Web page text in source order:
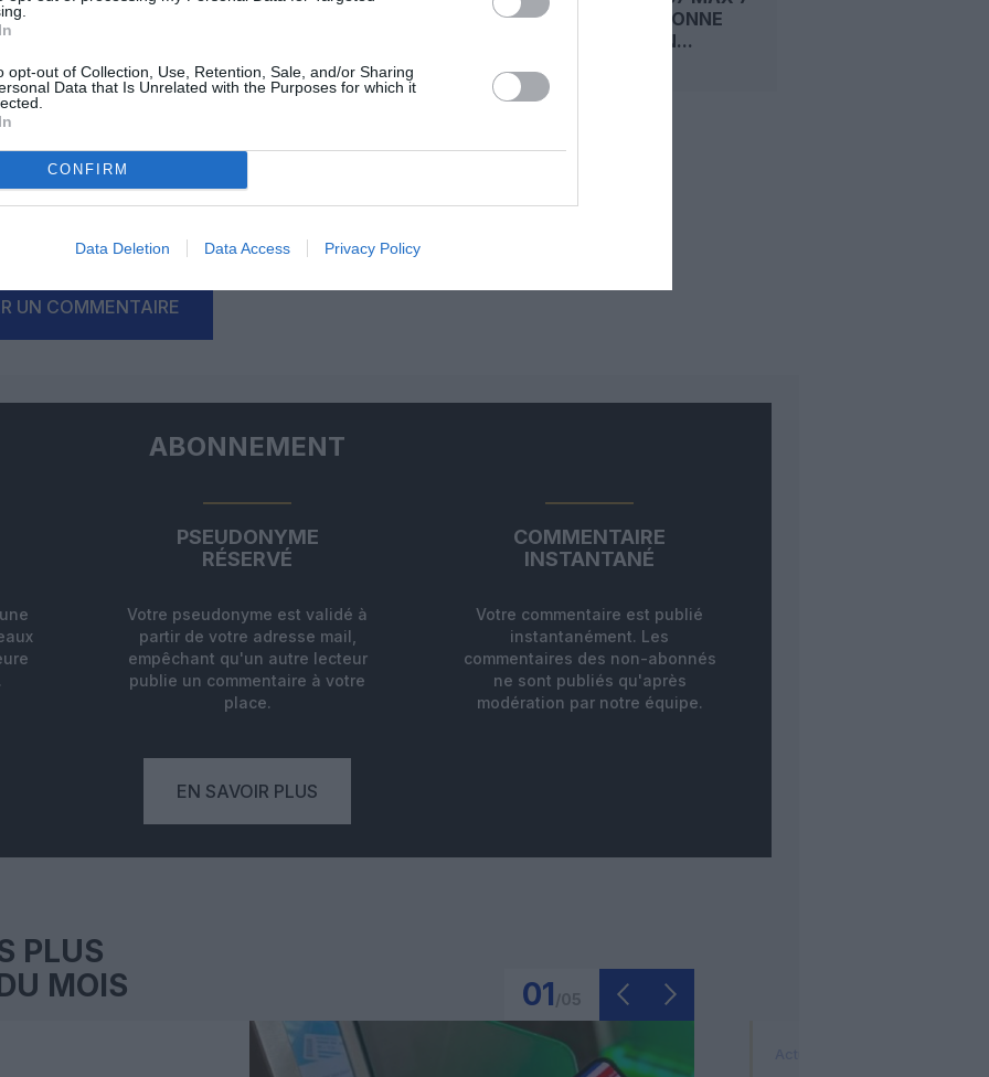
opt-out of Collection, Use, Retention, Sale, and/or Sharing
Data that Is Unrelated with the Purposes for which it
CONFIRM
Data Deletion Data Access Privacy Policy
FacebookTwitterPinterestLinkedInEmail Print
commentaire !
UN COMMENTAIRE
: LA FAA DONNE
ENFIN SON...
ABONNEMENT
PSEUDONYME
RÉSERVÉ
Votre pseudonyme est validé à
partir de votre adresse mail,
empêchant qu'un autre lecteur
publie un commentaire à votre
place.
COMMENTAIRE
INSTANTANÉ
Votre commentaire est publié
instantanément. Les
commentaires des non-abonnés
ne sont publiés qu'après
modération par notre équipe.
EN SAVOIR PLUS
PLUS
MOIS
01